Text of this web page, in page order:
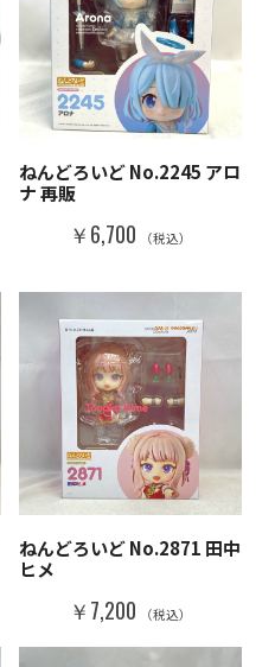
ねんどろいど No.2245 アロ
ナ 再販
￥6,700 （税込）
ねんどろいど No.2871 田中
ヒメ
￥7,200 （税込）